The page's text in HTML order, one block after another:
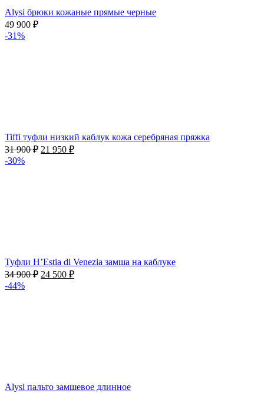
Alysi брюки кожаные прямые черные
49 900 ₽
-31%
Tiffi туфли низкий каблук кожа серебряная пряжка
31 900₽ 21 950 ₽
-30%
Туфли H’Estia di Venezia замша на каблуке
34 900₽ 24 500 ₽
-44%
Alysi пальто замшевое длинное